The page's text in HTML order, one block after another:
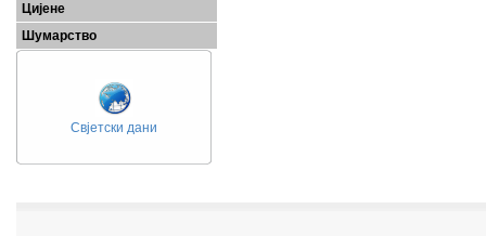
Цијене
Шумарство
Свјетски дани